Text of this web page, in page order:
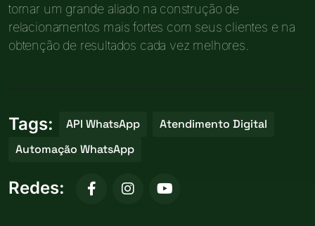
tornar um grande aliado na construção de
relacionamentos mais fortes com seus clientes e na
obtenção de resultados cada vez melhores.
Tags: API WhatsApp
Atendimento Digital
Automação WhatsApp
Redes: